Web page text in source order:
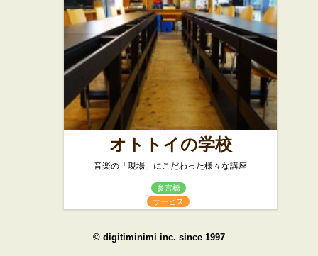
オトトイの学校
音楽の「現場」にこだわった様々な講座
参宮橋
サービス
© digitiminimi inc. since 1997